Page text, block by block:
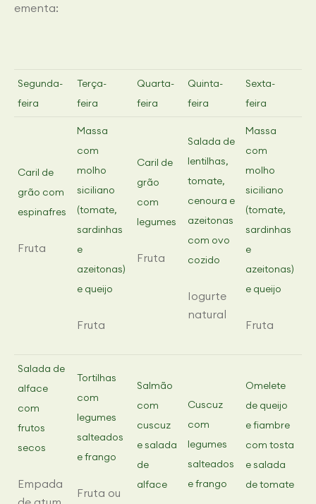
ementa:
Segunda-
feira
Terça-
feira
Quarta-
feira
Quinta-
feira
Sexta-
feira
Caril de
grão com
espinafres
Fruta
Massa
com
molho
siciliano
(tomate,
sardinhas
e
azeitonas)
e queijo
Fruta
Caril de
grão
com
legumes
Fruta
Salada de
lentilhas,
tomate,
cenoura e
azeitonas
com ovo
cozido
Iogurte
natural
Massa
com
molho
siciliano
(tomate,
sardinhas
e
azeitonas)
e queijo
Fruta
Salada de
alface
com
frutos
secos
Empada
Tortilhas
com
legumes
salteados
e frango
Fruta ou
Salmão
com
cuscuz
e salada
de
alface
Cuscuz
com
legumes
salteados
e frango
Omelete
de queijo
e fiambre
com tosta
e salada
de tomate